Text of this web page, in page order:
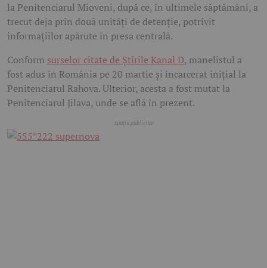
la Penitenciarul Mioveni, după ce, în ultimele săptămâni, a
trecut deja prin două unități de detenție, potrivit
informațiilor apărute în presa centrală.
Conform surselor citate de Știrile Kanal D, manelistul a
fost adus în România pe 20 martie și încarcerat inițial la
Penitenciarul Rahova. Ulterior, acesta a fost mutat la
Penitenciarul Jilava, unde se află în prezent.